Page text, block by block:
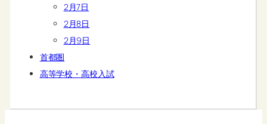
2月7日
2月8日
2月9日
首都圏
高等学校・高校入試